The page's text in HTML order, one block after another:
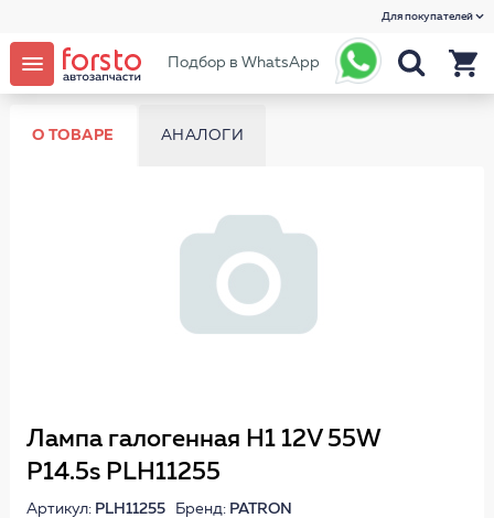
Для покупателей
Подбор в WhatsApp
О ТОВАРЕ АНАЛОГИ
Лампа галогенная H1 12V 55W
P14.5s PLH11255
Артикул: PLH11255Бренд: PATRON